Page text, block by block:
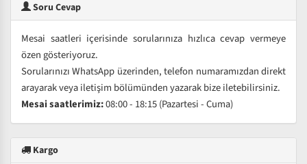
Soru Cevap
Mesai saatleri içerisinde sorularınıza hızlıca cevap vermeye
özen gösteriyoruz.
Sorularınızı WhatsApp üzerinden, telefon numaramızdan direkt
arayarak veya iletişim bölümünden yazarak bize iletebilirsiniz.
Mesai saatlerimiz:08:00 - 18:15 (Pazartesi - Cuma)
Kargo